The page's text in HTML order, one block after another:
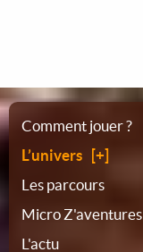
Plan
du
site
Comment jouer ?
L’univers
Les parcours
Micro Z'aventures
L'actu